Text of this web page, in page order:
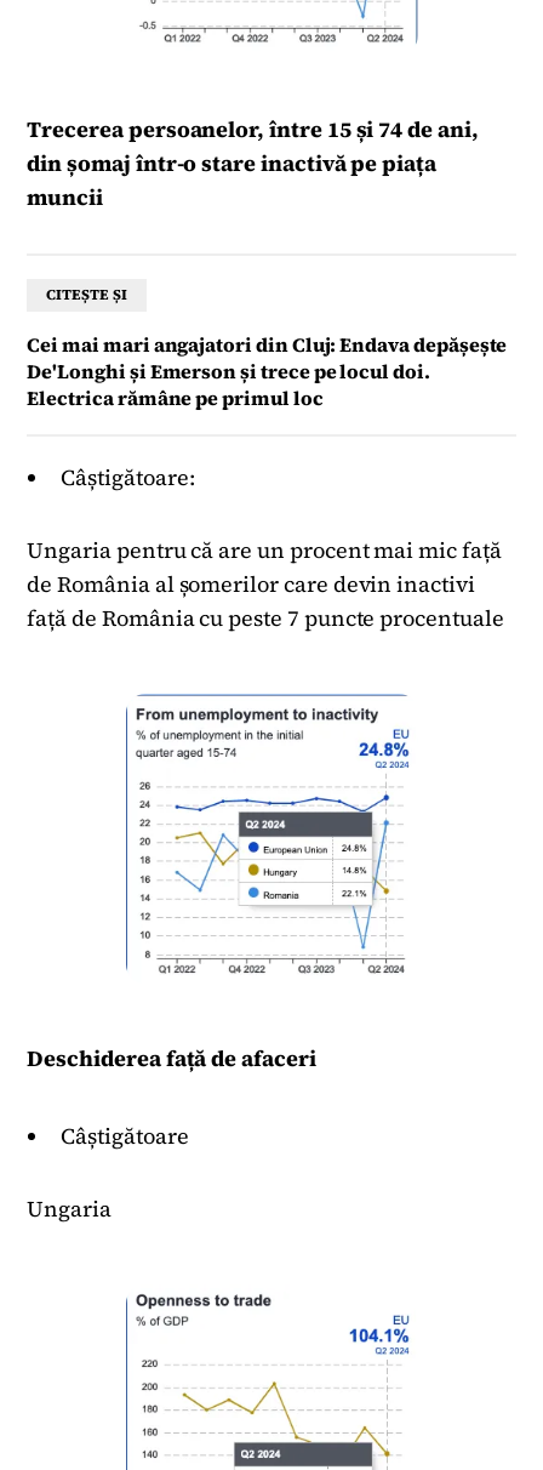
Trecerea persoanelor, între 15 și 74 de ani,
din șomaj într-o stare inactivă pe piața
muncii
CITEȘTE ȘI
Cei mai mari angajatori din Cluj: Endava depășește
De'Longhi și Emerson și trece pe locul doi.
Electrica rămâne pe primul loc
Câștigătoare:
Ungaria pentru că are un procent mai mic față
de România al șomerilor care devin inactivi
față de România cu peste 7 puncte procentuale
Deschiderea față de afaceri
Câștigătoare
Ungaria